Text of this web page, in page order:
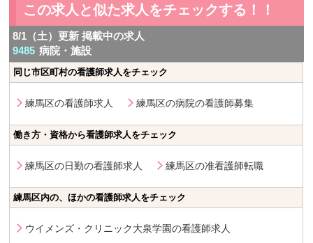
この求人と似た求人をチェックする！！
8/1（土）更新 掲載中の求人
9485 病院・施設
同じ市区町村の看護師求人をチェック
練馬区の看護師求人 練馬区の病院の看護師募集
働き方・資格から看護師求人をチェック
練馬区の日勤の看護師求人 練馬区の准看護師転職
練馬区内の、ほかの看護師求人をチェック
ウイメンズ・クリニック大泉学園の看護師求人